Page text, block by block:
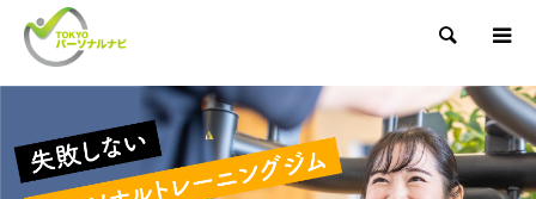
検索